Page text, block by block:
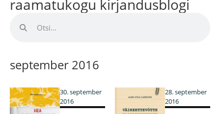
raamatukogu kirjandusblogi
september 2016
30. september
2016
28. september
2016